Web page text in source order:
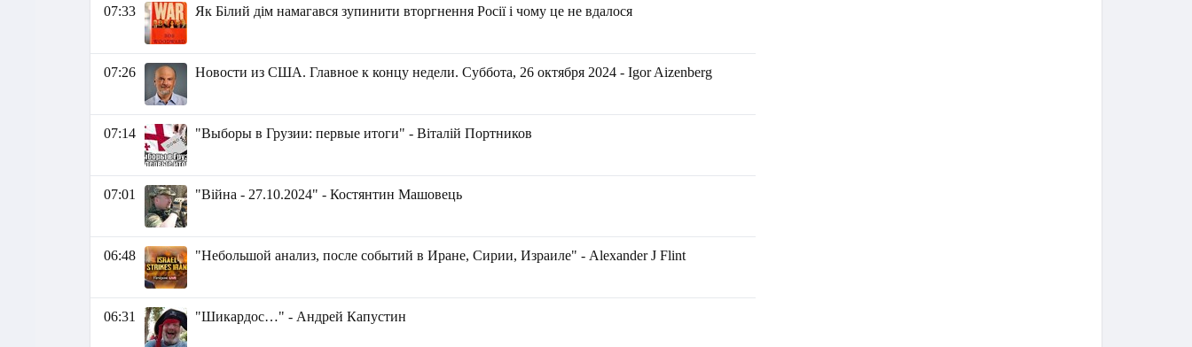
07:33 Як Білий дім намагався зупинити вторгнення Росії і чому це не вдалося
07:26 Новости из США. Главное к концу недели. Суббота, 26 октября 2024 - Igor Aizenberg
07:14 "Выборы в Грузии: первые итоги" - Віталій Портников
07:01 "Війна - 27.10.2024" - Костянтин Машовець
06:48 "Небольшой анализ, после событий в Иране, Сирии, Израиле" - Аlexander J Flint
06:31 "Шикардос…" - Андрей Капустин